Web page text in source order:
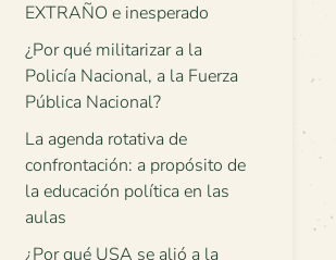
EXTRAÑO e inesperado
¿Por qué militarizar a la
Policía Nacional, a la Fuerza
Pública Nacional?
La agenda rotativa de
confrontación: a propósito de
la educación política en las
aulas
¿Por qué USA se alió a la